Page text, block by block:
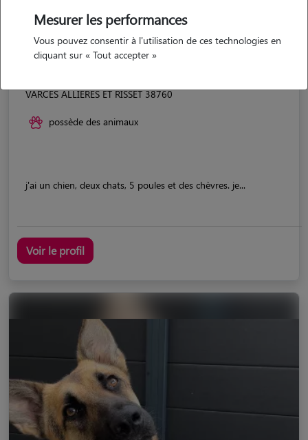
VARCES ALLIERES ET RISSET 38760
possède des animaux
j'ai un chien, deux chats, 5 poules et des chèvres. je...
Voir le profil
Mesurer les performances
Vous pouvez consentir à l'utilisation de ces technologies en
cliquant sur « Tout accepter »